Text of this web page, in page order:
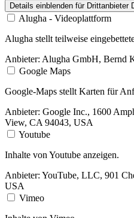
Details einblenden für Drittanbieter
Alugha - Videoplattform
Alugha stellt teilweise
Anbieter: Alugha GmbH, Bernd
Google Maps
Google-Maps stellt Karten für
Anbieter: Google Inc., 1600
View, CA 94043, USA
Youtube
Inhalte von Youtube anzeigen.
Anbieter: YouTube, LLC, 901
USA
Vimeo